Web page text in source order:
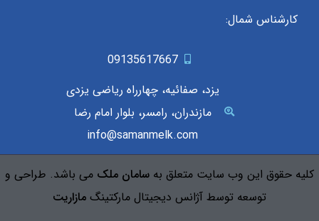
کارشناس شمال:
09135617667
یزد، صفائیه، چهارراه ریاضی یزدی
مازندران، رامسر، بلوار امام رضا
info@samanmelk.com
کلیه حقوق این وب سایت متعلق به سامان ملک می باشد. طراحی و
توسعه توسط آژانس دیجیتال مارکتینگ مازاریت